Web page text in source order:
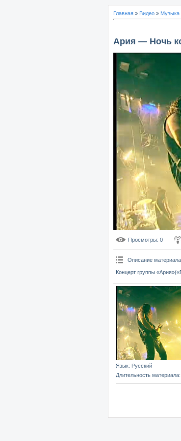
Главная » Видео » Музыка
Ария — Ночь
Просмотры: 0
Описание материала
Концерт группы
Язык: Русский
Длительность материала